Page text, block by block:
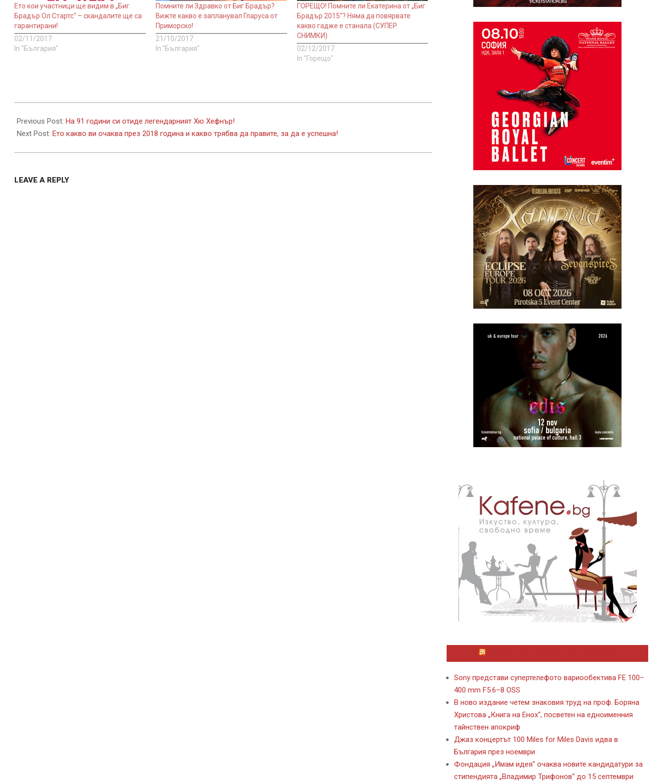
Ето кои участници ще видим в „Биг
Брадър Ол Стартс“ – скандалите ще са
гарантирани!
02/11/2017
In "България"
Помните ли Здравко от Биг Брадър?
Вижте какво е запланувал Гларуса от
Приморско!
21/10/2017
In "България"
ГОРЕЩО! Помните ли Екатерина от „Биг
Брадър 2015“? Няма да повярвате
какво гадже е станала (СУПЕР
СНИМКИ)
02/12/2017
In "Горещо"
09-
28
Previous Post: На 91 години си отиде легендарният Хю Хефнър!
Next Post: Ето какво ви очаква през 2018 година и какво трябва да правите, за да е успешна!
LEAVE A REPLY
Sony представи супертелефото вариообектива FE 100–
400 mm F5.6–8 OSS
В ново издание четем знаковия труд на проф. Боряна
Христова „Книга на Енох“, посветен на едноименния
тайнствен апокриф
Джаз концертът 100 Miles for Miles Davis идва в
България през ноември
Фондация „Имам идея“ очаква новите кандидатури за
стипендията „Владимир Трифонов“ до 15 септември